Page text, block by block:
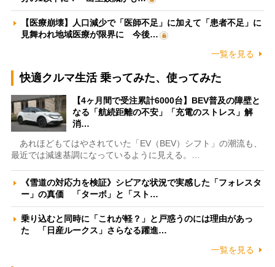
【医療崩壊】人口減少で「医師不足」に加えて「患者不足」に
見舞われ地域医療が限界に 今後…
一覧を見る
快適クルマ生活 乗ってみた、使ってみた
【4ヶ月間で受注累計6000台】BEV普及の障壁と
なる「航続距離の不安」「充電のストレス」解
消…
あれほどもてはやされていた「EV（BEV）シフト」の潮流も、
最近では減速基調になっているように見える。…
《雪道の対応力を検証》シビアな状況で実感した「フォレスタ
ー」の真価 「ターボ」と「スト…
乗り込むと同時に「これが軽？」と戸惑うのには理由があっ
た 「日産ルークス」さらなる躍進…
一覧を見る